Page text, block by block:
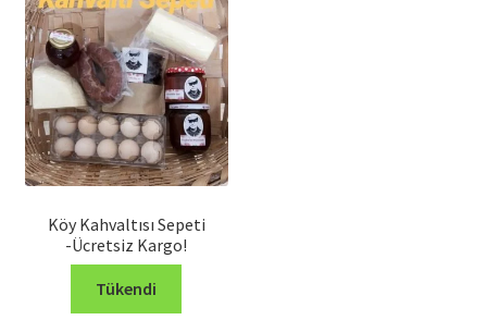
Köy Kahvaltısı Sepeti
-Ücretsiz Kargo!
Tükendi